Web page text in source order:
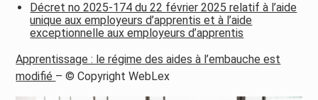
Décret no 2025-174 du 22 février 2025 relatif à l’aide
unique aux employeurs d’apprentis et à l’aide
exceptionnelle aux employeurs d’apprentis
Apprentissage : le régime des aides à l’embauche est
modifié – © Copyright WebLex